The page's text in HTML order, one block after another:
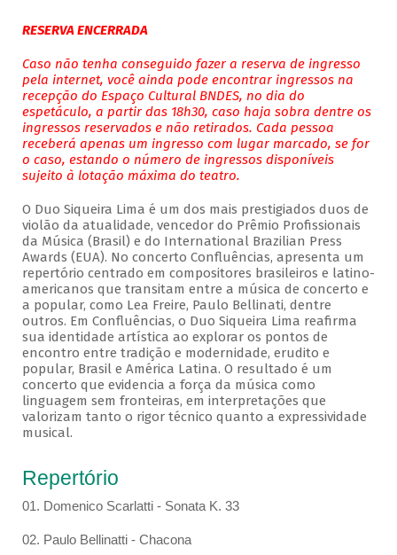
RESERVA ENCERRADA
Caso não tenha conseguido fazer a reserva de ingresso
pela internet, você ainda pode encontrar ingressos na
recepção do Espaço Cultural BNDES, no dia do
espetáculo, a partir das 18h30, caso haja sobra dentre os
ingressos reservados e não retirados. Cada pessoa
receberá apenas um ingresso com lugar marcado, se for
o caso, estando o número de ingressos disponíveis
sujeito à lotação máxima do teatro.
O Duo Siqueira Lima é um dos mais prestigiados duos de
violão da atualidade, vencedor do Prêmio Profissionais
da Música (Brasil) e do International Brazilian Press
Awards (EUA). No concerto Confluências, apresenta um
repertório centrado em compositores brasileiros e latino-
americanos que transitam entre a música de concerto e
a popular, como Lea Freire, Paulo Bellinati, dentre
outros. Em Confluências, o Duo Siqueira Lima reafirma
sua identidade artística ao explorar os pontos de
encontro entre tradição e modernidade, erudito e
popular, Brasil e América Latina. O resultado é um
concerto que evidencia a força da música como
linguagem sem fronteiras, em interpretações que
valorizam tanto o rigor técnico quanto a expressividade
musical.
Repertório
01. Domenico Scarlatti - Sonata K. 33
02. Paulo Bellinatti - Chacona